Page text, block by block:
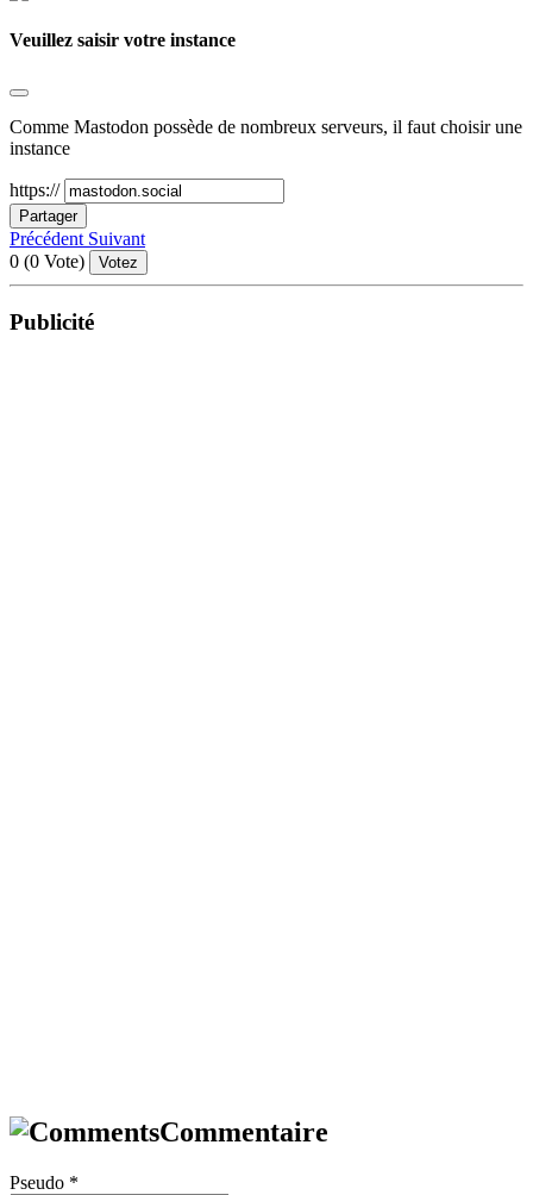
Veuillez saisir votre instance
Comme Mastodon possède de nombreux serveurs, il faut choisir une
instance
https://
Partager
Précédent Suivant
0 (0 Vote) Votez
Publicité
Commentaire
Pseudo *